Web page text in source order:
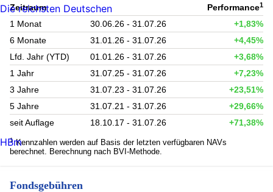
Zeitraum Performance1
1 Monat 30.06.26 - 31.07.26
+1,83%
6 Monate
31.01.26 - 31.07.26
+4,45%
Lfd. Jahr (YTD)
01.01.26 - 31.07.26
+3,68%
1 Jahr
31.07.25 - 31.07.26
+7,23%
3 Jahre
31.07.23 - 31.07.26
+23,51%
5 Jahre
31.07.21 - 31.07.26
+29,66%
seit Auflage
18.10.17 - 31.07.26 +71,38%
1Kennzahlen werden auf Basis der letzten verfügbaren NAVs
berechnet. Berechnung nach BVI-Methode.
Fondsgebühren
Die reichsten Deutschen
HBm